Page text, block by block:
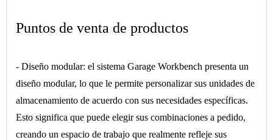
Puntos de venta de productos
- Diseño modular: el sistema Garage Workbench presenta un
diseño modular, lo que le permite personalizar sus unidades de
almacenamiento de acuerdo con sus necesidades específicas.
Esto significa que puede elegir sus combinaciones a pedido,
creando un espacio de trabajo que realmente refleje sus